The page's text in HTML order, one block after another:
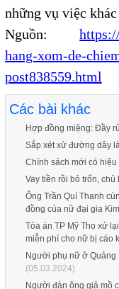
những vụ việc
Nguồn:
hang-xom-de-
post838559.html
Các bài khác
Hợp đồng miệng: Đầy
Sắp xét xử đường dây
Chính sách mới có
Vay tiền rồi bỏ trốn,
Ông Trần Quí Thanh
đồng của nữ đại gia
Tòa án TP Mỹ Tho xử
miễn phí cho nữ bị cáo
Người phụ nữ ở Quảng
(05.03.2024)
Người đàn ông giả mồ